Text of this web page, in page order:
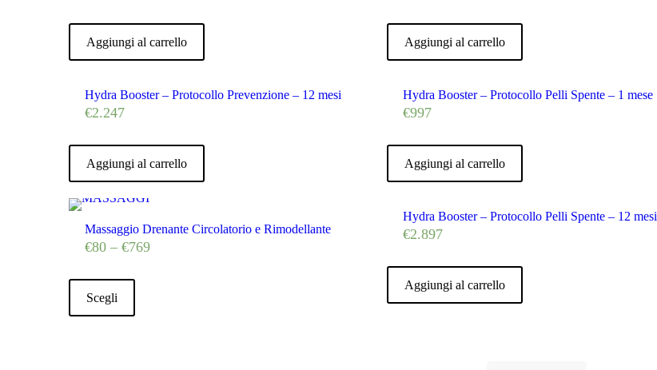
Aggiungi al carrello Aggiungi al carrello
Hydra Booster – Protocollo Prevenzione – 12 mesi
€2.247
Aggiungi al carrello
Hydra Booster – Protocollo Pelli Spente – 1 mese
€997
Aggiungi al carrello
Massaggio Drenante Circolatorio e Rimodellante
€80 –€769
Scegli
Hydra Booster – Protocollo Pelli Spente – 12 mesi
€2.897
Aggiungi al carrello